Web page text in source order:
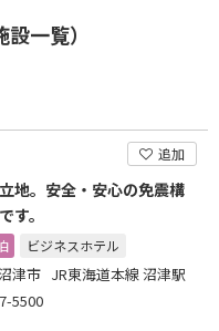
一覧）
追加
地。安全・安心の免震構
す。
ビジネスホテル
津市 JR東海道本線 沼津駅
5500